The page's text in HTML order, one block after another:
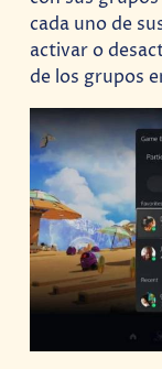
cada uno de
activar o
de los grupos